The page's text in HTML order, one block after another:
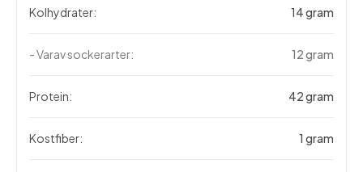
Kolhydrater: 14 gram
- Varav sockerarter: 12 gram
Protein: 42 gram
Kostfiber: 1 gram